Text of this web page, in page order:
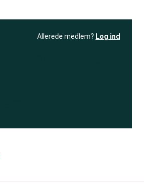
Allerede medlem? Log ind